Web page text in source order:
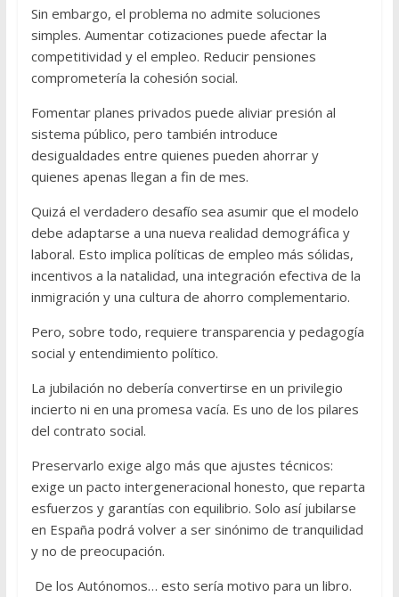
Sin embargo, el problema no admite soluciones
simples. Aumentar cotizaciones puede afectar la
competitividad y el empleo. Reducir pensiones
comprometería la cohesión social.
Fomentar planes privados puede aliviar presión al
sistema público, pero también introduce
desigualdades entre quienes pueden ahorrar y
quienes apenas llegan a fin de mes.
Quizá el verdadero desafío sea asumir que el modelo
debe adaptarse a una nueva realidad demográfica y
laboral. Esto implica políticas de empleo más sólidas,
incentivos a la natalidad, una integración efectiva de la
inmigración y una cultura de ahorro complementario.
Pero, sobre todo, requiere transparencia y pedagogía
social y entendimiento político.
La jubilación no debería convertirse en un privilegio
incierto ni en una promesa vacía. Es uno de los pilares
del contrato social.
Preservarlo exige algo más que ajustes técnicos:
exige un pacto intergeneracional honesto, que reparta
esfuerzos y garantías con equilibrio. Solo así jubilarse
en España podrá volver a ser sinónimo de tranquilidad
y no de preocupación.
De los Autónomos… esto sería motivo para un libro.